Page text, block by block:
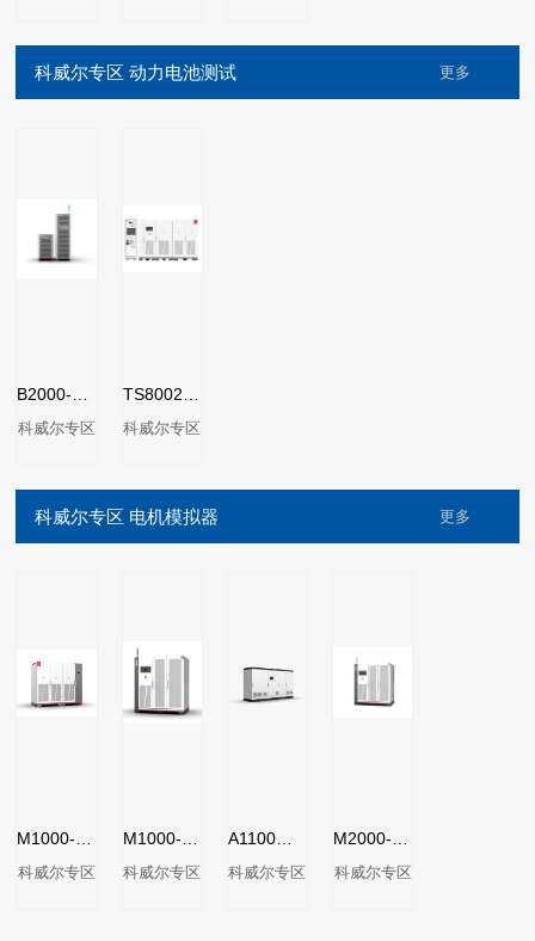
科威尔专区 动力电池测试 更多
B2000-EC系列电芯充放电测试系统
科威尔专区
TS8002系列动力电池包EOL测试系统
科威尔专区
科威尔专区 电机模拟器 更多
M1000-MS系列电机模拟器
科威尔专区
M1000-DM系列电机模拟器一体机
科威尔专区
A1100系列电机模拟器
科威尔专区
M2000-DM系列电机模拟器一体机
科威尔专区